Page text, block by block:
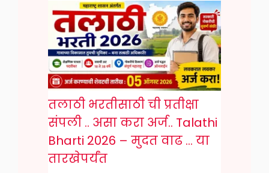
तलाठी भरतीसाठी ची प्रतीक्षा
संपली .. असा करा अर्ज.. Talathi
Bharti 2026 – मुदत वाढ … या
तारखेपर्यंत